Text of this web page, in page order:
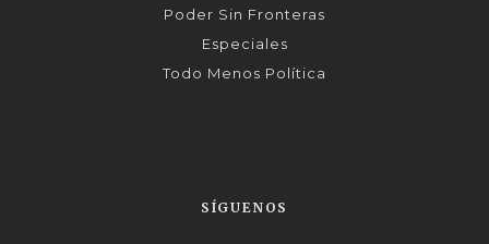
Poder Sin Fronteras
Especiales
Todo Menos Política
SÍGUENOS